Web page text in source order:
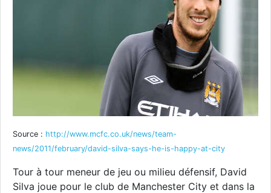
Source : http://www.mcfc.co.uk/news/team-
news/2011/february/david-silva-says-he-is-happy-at-city
Tour à tour meneur de jeu ou milieu défensif, David
Silva joue pour le club de Manchester City et dans la